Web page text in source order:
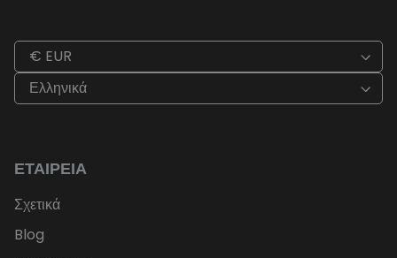
€ EUR
Ελληνικά
ΕΤΑΙΡΕΊΑ
Σχετικά
Blog